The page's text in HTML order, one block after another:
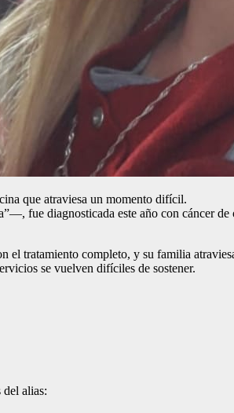
que atraviesa un momento difícil.
fue diagnosticada este año con cáncer
tratamiento completo, y su familia
se vuelven difíciles de sostener.
del alias: